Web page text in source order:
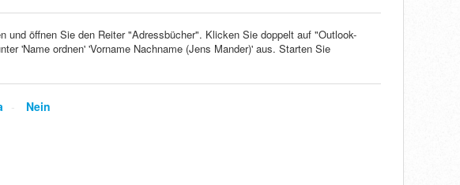
und öffnen Sie den Reiter "Adressbücher". Klicken Sie doppelt auf "Outlook-
'Name ordnen' 'Vorname Nachname (Jens Mander)' aus. Starten Sie
Nein